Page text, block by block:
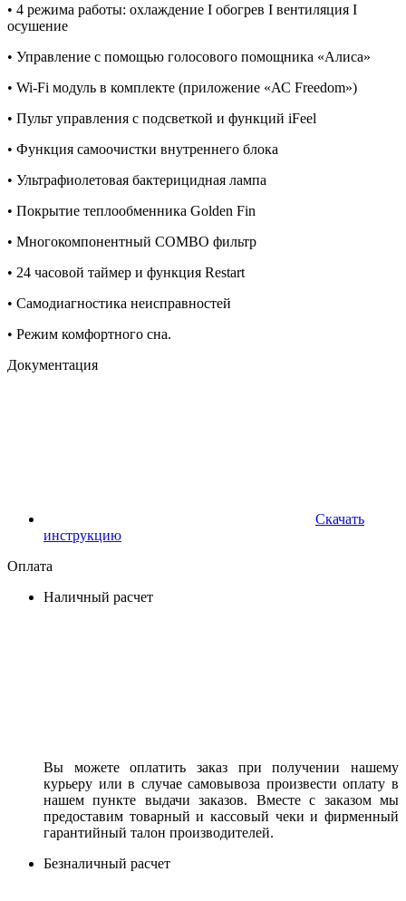
• 4 режима работы: охлаждение I обогрев I вентиляция I
осушение
• Управление с помощью голосового помощника «Алиса»
• Wi-Fi модуль в комплекте (приложение «АС Freedom»)
• Пульт управления с подсветкой и функций iFeel
• Функция самоочистки внутреннего блока
• Ультрафиолетовая бактерицидная лампа
• Покрытие теплообменника Golden Fin
• Многокомпонентный COMBO фильтр
• 24 часовой таймер и функция Restart
• Самодиагностика неисправностей
• Режим комфортного сна.
Документация
Скачать
инструкцию
Оплата
Наличный расчет
Вы можете оплатить заказ при получении нашему
курьеру или в случае самовывоза произвести оплату в
нашем пункте выдачи заказов. Вместе с заказом мы
предоставим товарный и кассовый чеки и фирменный
гарантийный талон производителей.
Безналичный расчет